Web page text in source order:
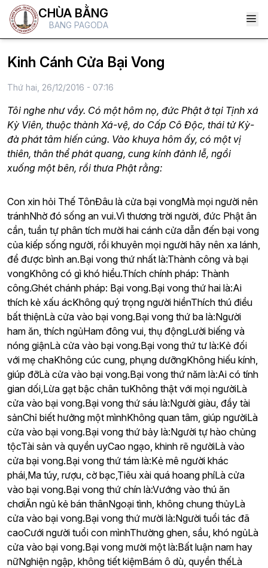
CHÙA BẰNG
BANG PAGODA
Kinh Cánh Cửa Bại Vong
Thứ hai, 26/12/2016 - 07:16
Tôi nghe như vầy. Có một hôm nọ, đức Phật ở tại Tịnh xá
Kỳ Viên, thuộc thành Xá-vệ, do Cấp Cô Độc, thái tử Kỳ-
đà phát tâm hiến cúng. Vào khuya hôm ấy, có một vị
thiên, thân thể phát quang, cung kính đảnh lễ, ngồi
xuống một bên, rồi thưa Phật rằng:
Con xin hỏi Thế TônĐâu là cửa bại vongMà mọi người nên
tránhNhờ đó sống an vui.Vì thương trời người, đức Phật ân
cần, tuần tự phân tích mười hai cánh cửa dẫn đến bại vong
của kiếp sống người, rồi khuyên mọi người hãy nên xa lánh,
để được bình an.Bại vong thứ nhất là:Thành công và bại
vongKhông có gì khó hiểu.Thích chính pháp: Thành
công.Ghét chánh pháp: Bại vong.Bại vong thứ hai là:Ai
thích kẻ xấu ácKhông quý trọng người hiềnThích thú điều
bất thiệnLà cửa vào bại vong.Bại vong thứ ba là:Người
ham ăn, thích ngủHam đông vui, thụ độngLười biếng và
nóng giậnLà cửa vào bại vong.Bại vong thứ tư là:Kẻ đối
với mẹ chaKhông cúc cung, phụng dưỡngKhông hiếu kính,
giúp đỡLà cửa vào bại vong.Bại vong thứ năm là:Ai có tính
gian dối,Lừa gạt bậc chân tuKhông thật với mọi ngườiLà
cửa vào bại vong.Bại vong thứ sáu là:Người giàu, đầy tài
sảnChỉ biết hưởng một mìnhKhông quan tâm, giúp ngườiLà
cửa vào bại vong.Bại vong thứ bảy là:Người tự hào chủng
tộcTài sản và quyền uyCao ngạo, khinh rẽ ngườiLà vào
cửa bại vong.Bại vong thứ tám là:Kẻ mê người khác
phái,Ma túy, rượu, cờ bạc,Tiêu xài quá hoang phíLà cửa
vào bại vong.Bại vong thứ chín là:Vướng vào thú ăn
chơiĂn ngủ kẻ bán thânNgoại tình, không chung thủyLà
cửa vào bại vong.Bại vong thứ mười là:Người tuổi tác đã
caoCưới người tuổi con mìnhThường ghen, sầu, khó ngủLà
cửa vào bại vong.Bại vong mười một là:Bất luận nam hay
nữNghiện ngập, không tiết kiệmBám ô dù, quyền thếLà